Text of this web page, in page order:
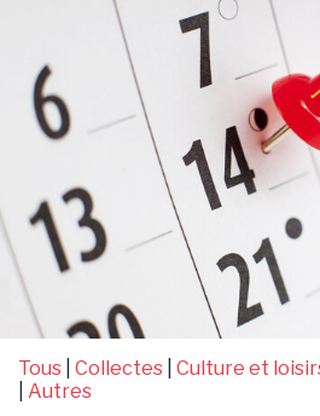
Tous Collectes Culture et
Autres